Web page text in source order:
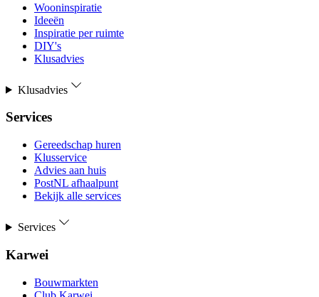
Wooninspiratie
Ideeën
Inspiratie per ruimte
DIY's
Klusadvies
Klusadvies
Services
Gereedschap huren
Klusservice
Advies aan huis
PostNL afhaalpunt
Bekijk alle services
Services
Karwei
Bouwmarkten